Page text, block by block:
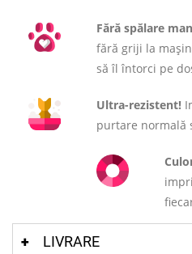
Fără spălare
fără griji la
să îl întorci pe
Ultra-rezistent!
purtare normală
LIVRARE